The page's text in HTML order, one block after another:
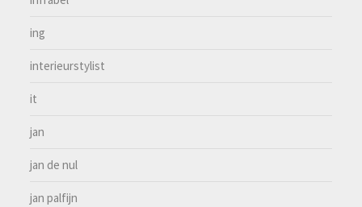
ing
interieurstylist
it
jan
jan de nul
jan palfijn